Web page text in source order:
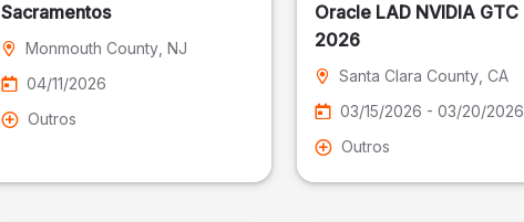
Sacramentos
Monmouth County, NJ
04/11/2026
Outros
Oracle LAD NVIDIA GTC
2026
Santa Clara County , CA
03/15/2026 - 03/20/2026
Outros